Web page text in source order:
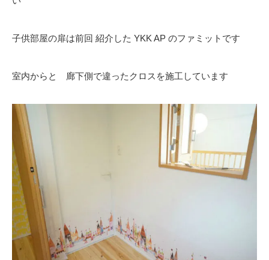
子供部屋の扉は前回 紹介した YKK AP のファミットです
室内からと 廊下側で違ったクロスを施工しています